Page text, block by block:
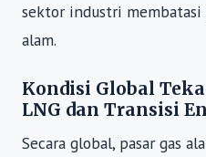
sektor industri
alam.
Kondisi Global
LNG dan Transisi
Secara global, pasar gas